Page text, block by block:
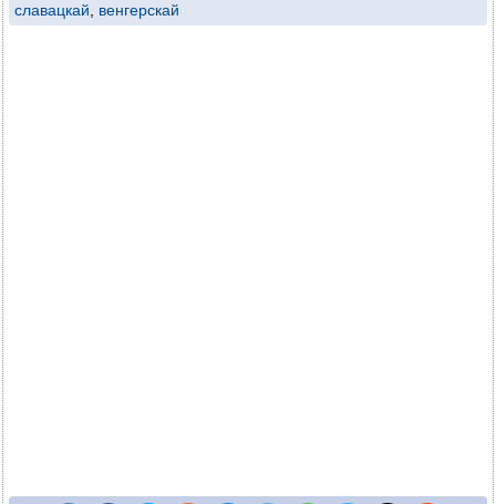
славацкай
венгерскай